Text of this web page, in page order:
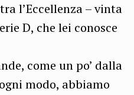
l’Eccellenza – vinta
D, che lei conosce
come un po’ dalla
modo, abbiamo